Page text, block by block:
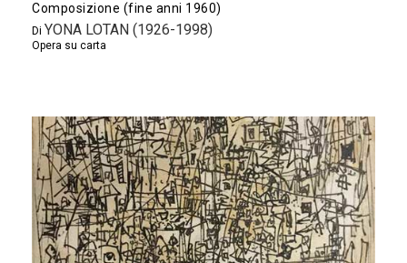
Composizione (fine anni 1960)
Di YONA LOTAN (1926-1998)
Opera su carta